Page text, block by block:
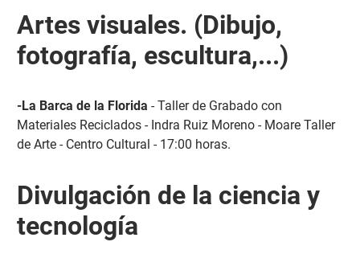
Artes visuales. (Dibujo,
fotografía, escultura,...)
-La Barca de la Florida - Taller de Grabado con
Materiales Reciclados - Indra Ruiz Moreno - Moare Taller
de Arte - Centro Cultural - 17:00 horas.
Divulgación de la ciencia y
tecnología